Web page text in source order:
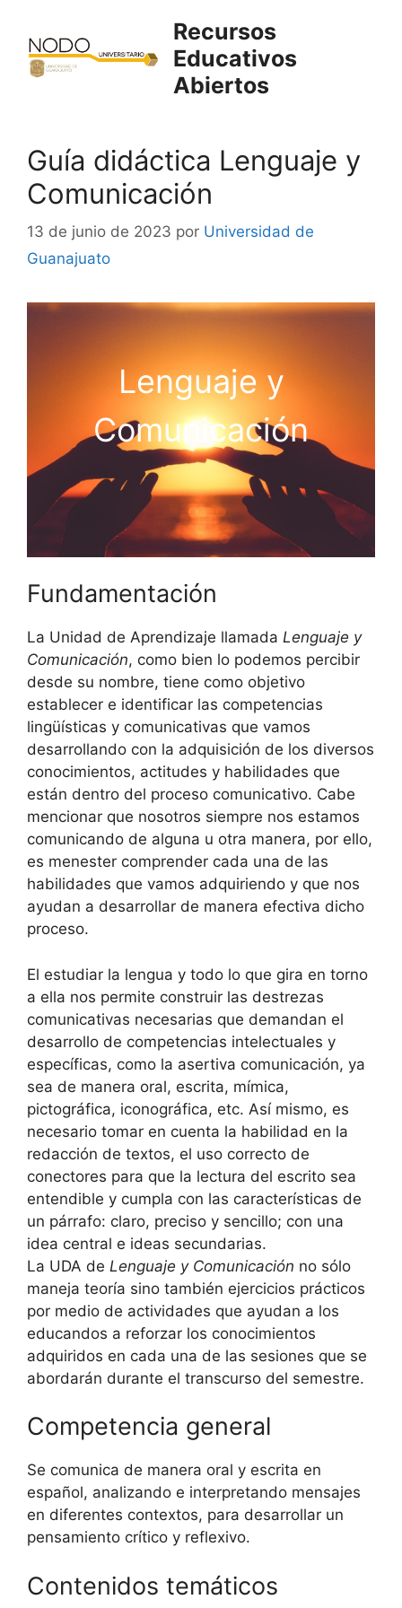
contenido
Recursos
Educativos
Abiertos
Guía didáctica Lenguaje y
Comunicación
13 de junio de 2023 por Universidad de
Guanajuato
Lenguaje y
Comunicación
Fundamentación
La Unidad de Aprendizaje llamada Lenguaje y
Comunicación, como bien lo podemos percibir
desde su nombre, tiene como objetivo
establecer e identificar las competencias
lingüísticas y comunicativas que vamos
desarrollando con la adquisición de los diversos
conocimientos, actitudes y habilidades que
están dentro del proceso comunicativo. Cabe
mencionar que nosotros siempre nos estamos
comunicando de alguna u otra manera, por ello,
es menester comprender cada una de las
habilidades que vamos adquiriendo y que nos
ayudan a desarrollar de manera efectiva dicho
proceso.
El estudiar la lengua y todo lo que gira en torno
a ella nos permite construir las destrezas
comunicativas necesarias que demandan el
desarrollo de competencias intelectuales y
específicas, como la asertiva comunicación, ya
sea de manera oral, escrita, mímica,
pictográfica, iconográfica, etc. Así mismo, es
necesario tomar en cuenta la habilidad en la
redacción de textos, el uso correcto de
conectores para que la lectura del escrito sea
entendible y cumpla con las características de
un párrafo: claro, preciso y sencillo; con una
idea central e ideas secundarias.
La UDA de Lenguaje y Comunicación no sólo
maneja teoría sino también ejercicios prácticos
por medio de actividades que ayudan a los
educandos a reforzar los conocimientos
adquiridos en cada una de las sesiones que se
abordarán durante el transcurso del semestre.
Competencia general
Se comunica de manera oral y escrita en
español, analizando e interpretando mensajes
en diferentes contextos, para desarrollar un
pensamiento crítico y reflexivo.
Contenidos temáticos